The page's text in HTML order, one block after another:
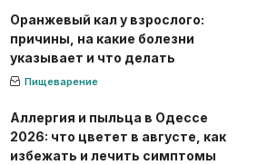
Оранжевый кал у взрослого:
причины, на какие болезни
указывает и что делать
Пищеварение
Аллергия и пыльца в Одессе
2026: что цветет в августе, как
избежать и лечить симптомы